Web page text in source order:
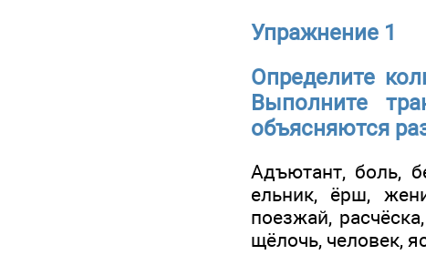
Упражнение 1
Определите
Выполните
объясняются
Адъютант, боль,
ельник, ёрш,
поезжай,
щёлочь, человек,